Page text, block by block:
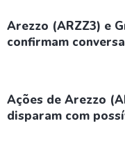
Arezzo (ARZZ3) e
confirmam
Ações de Arezzo
disparam com